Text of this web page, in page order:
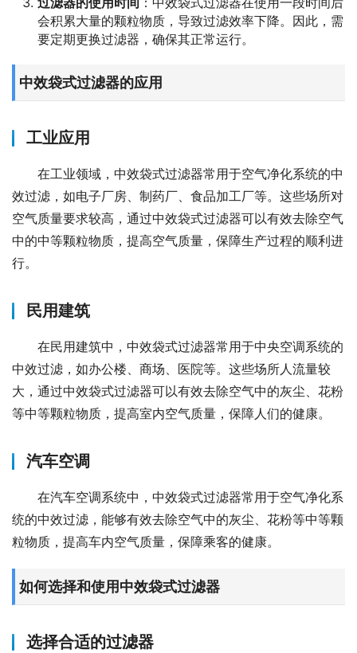
会积累大量的颗粒物质，导致过滤效率下降。因此，需
要定期更换过滤器，确保其正常运行。
中效袋式过滤器的应用
工业应用
在工业领域，中效袋式过滤器常用于空气净化系统的中
效过滤，如电子厂房、制药厂、食品加工厂等。这些场所对
空气质量要求较高，通过中效袋式过滤器可以有效去除空气
中的中等颗粒物质，提高空气质量，保障生产过程的顺利进
行。
民用建筑
在民用建筑中，中效袋式过滤器常用于中央空调系统的
中效过滤，如办公楼、商场、医院等。这些场所人流量较
大，通过中效袋式过滤器可以有效去除空气中的灰尘、花粉
等中等颗粒物质，提高室内空气质量，保障人们的健康。
汽车空调
在汽车空调系统中，中效袋式过滤器常用于空气净化系
统的中效过滤，能够有效去除空气中的灰尘、花粉等中等颗
粒物质，提高车内空气质量，保障乘客的健康。
如何选择和使用中效袋式过滤器
选择合适的过滤器